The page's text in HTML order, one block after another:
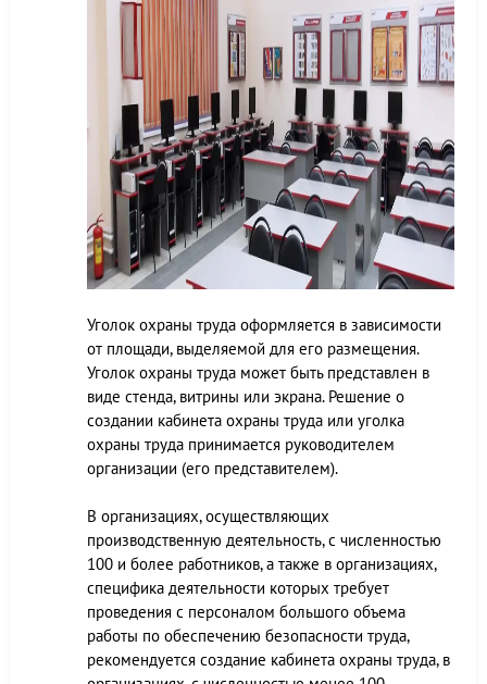
Уголок охраны труда оформляется в зависимости
от площади, выделяемой для его размещения.
Уголок охраны труда может быть представлен в
виде стенда, витрины или экрана. Решение о
создании кабинета охраны труда или уголка
охраны труда принимается руководителем
организации (его представителем).
В организациях, осуществляющих
производственную деятельность, с численностью
100 и более работников, а также в организациях,
специфика деятельности которых требует
проведения с персоналом большого объема
работы по обеспечению безопасности труда,
рекомендуется создание кабинета охраны труда, в